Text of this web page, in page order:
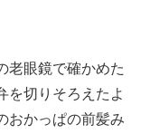
老眼鏡で確かめた
を切りそろえたよ
おかっぱの前髪み